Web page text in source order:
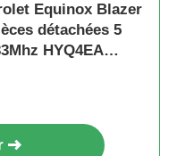
Equinox Blazer
détachées 5
HYQ4EA